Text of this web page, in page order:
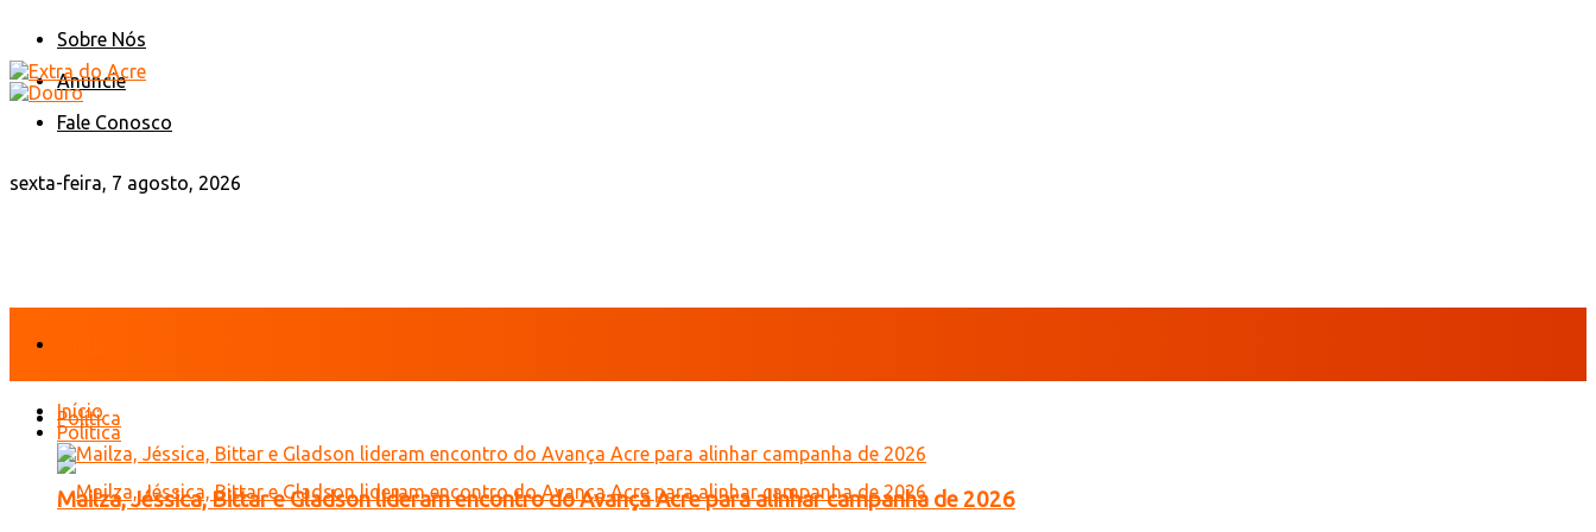
Sobre Nós
Anuncie
Fale Conosco
sexta-feira, 7 agosto, 2026
Política
Início
Política
Mailza, Jéssica, Bittar e Gladson lideram encontro do Avança Acre para alinhar campanha de 2026